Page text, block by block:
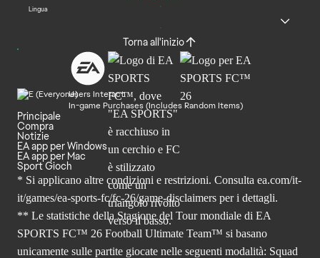
Lingua
Torna all'inizio
Users Interact
In-game Purchases (Includes Random Items)
Principale
Compra
Notizie
EA app per Windows
EA app per Mac
Sport Gioch
* Si applicano altre condizioni e restrizioni. Consulta ea.com/it-
it/games/ea-sports-fc/fc-26/game-disclaimers per i dettagli.
** Le statistiche della Stagione del Tour mondiale di EA
SPORTS FC™ 26 Football Ultimate Team™ si basano
unicamente sulle partite giocate nelle seguenti modalità: Squad